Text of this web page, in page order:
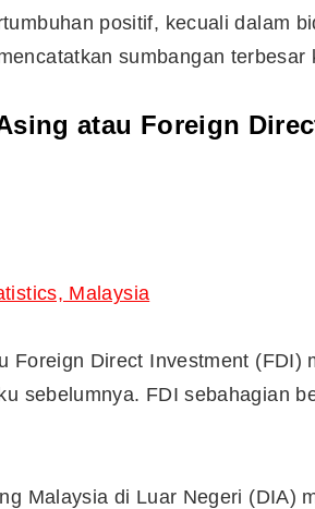
positif, kecuali dalam
sumbangan terbesar
atau Foreign
Malaysia
Foreign Direct Investment (FDI)
sebelumnya. FDI sebahagian
Malaysia di Luar Negeri (DIA)